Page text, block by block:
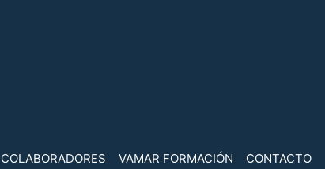
COLABORADORES VAMAR FORMACIÓN CONTACTO